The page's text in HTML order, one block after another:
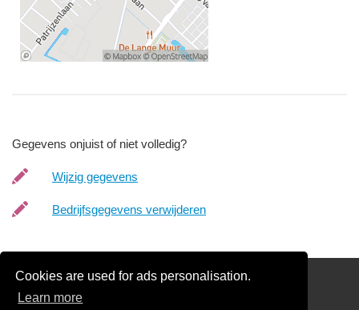
Cookies are used for ads personalisation.
Learn more
Gegevens onjuist of niet volledig?
Wijzig gegevens
Bedrijfsgegevens verwijderen
Schilder Offerte Aanvragen
links